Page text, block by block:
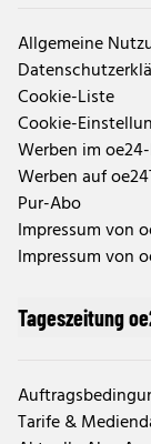
Allgemeine
Cookie-Liste
Cookie-
Werben im
Werben auf
Pur-Abo
Impressum von
Impressum von
Tageszeitung
Tarife &